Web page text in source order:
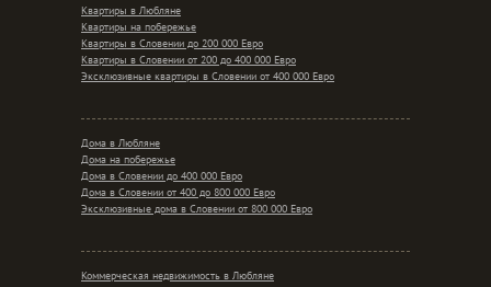
Квартиры в Любляне
Квартиры на побережье
Квартиры в Словении до 200 000 Евро
Квартиры в Словении от 200 до 400 000 Евро
Эксклюзивные квартиры в Словении от 400 000 Евро
Дома в Любляне
Дома на побережье
Дома в Словении до 400 000 Евро
Дома в Словении от 400 до 800 000 Евро
Эксклюзивные дома в Словении от 800 000 Евро
Коммерческая недвижимость в Любляне